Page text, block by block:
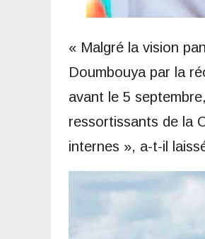
« Malgré la vision
Doumbouya par la
avant le 5
ressortissants de la
internes », a-t-il